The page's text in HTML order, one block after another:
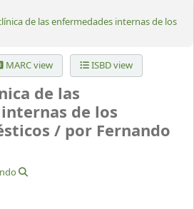
de las enfermedades internas de los
MARC view ISBD view
de las
de los
/ por Fernando